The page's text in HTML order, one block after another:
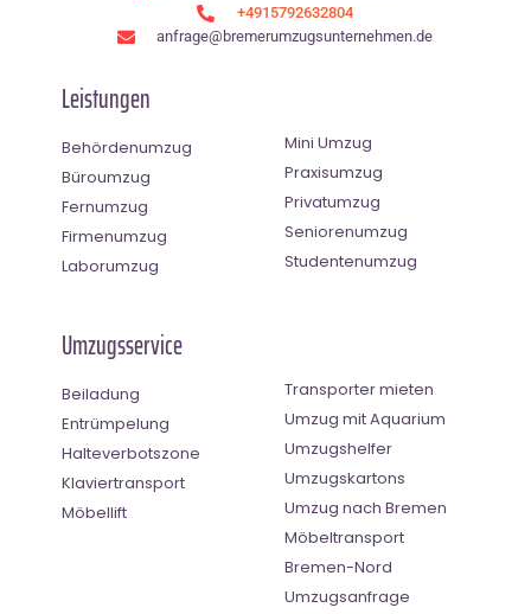
+4915792632804
anfrage@bremerumzugsunternehmen.de
Leistungen
Behördenumzug
Büroumzug
Fernumzug
Firmenumzug
Laborumzug
Mini Umzug
Praxisumzug
Privatumzug
Seniorenumzug
Studentenumzug
Umzugsservice
Beiladung
Entrümpelung
Halteverbotszone
Klaviertransport
Möbellift
Transporter mieten
Umzug mit Aquarium
Umzugshelfer
Umzugskartons
Umzug nach Bremen
Möbeltransport
Bremen-Nord
Umzugsanfrage